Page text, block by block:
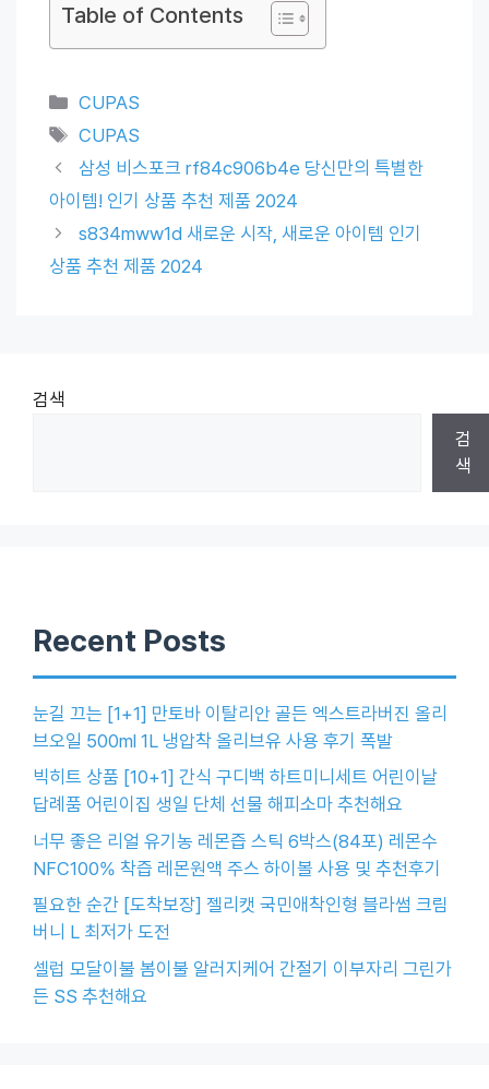
Table of Contents
Categories
CUPAS
Tags
CUPAS
삼성 비스포크 rf84c906b4e 당신만의 특별한
아이템! 인기 상품 추천 제품 2024
s834mww1d 새로운 시작, 새로운 아이템 인기
상품 추천 제품 2024
검색
검
색
Recent Posts
눈길 끄는 [1+1] 만토바 이탈리안 골든 엑스트라버진 올리
브오일 500ml 1L 냉압착 올리브유 사용 후기 폭발
빅히트 상품 [10+1] 간식 구디백 하트미니세트 어린이날
답례품 어린이집 생일 단체 선물 해피소마 추천해요
너무 좋은 리얼 유기농 레몬즙 스틱 6박스(84포) 레몬수
NFC100% 착즙 레몬원액 주스 하이볼 사용 및 추천후기
필요한 순간 [도착보장] 젤리캣 국민애착인형 블라썸 크림
버니 L 최저가 도전
셀럽 모달이불 봄이불 알러지케어 간절기 이부자리 그린가
든 SS 추천해요